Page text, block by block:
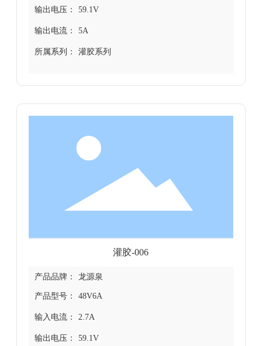
输出电压： 59.1V
输出电流： 5A
所属系列： 灌胶系列
灌胶-006
产品品牌： 龙源泉
产品型号： 48V6A
输入电流： 2.7A
输出电压： 59.1V